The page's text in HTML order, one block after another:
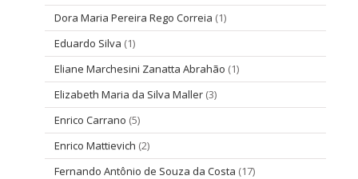
Dora Maria Pereira Rego Correia (1)
Eduardo Silva (1)
Eliane Marchesini Zanatta Abrahão (1)
Elizabeth Maria da Silva Maller (3)
Enrico Carrano (5)
Enrico Mattievich (2)
Fernando Antônio de Souza da Costa (17)